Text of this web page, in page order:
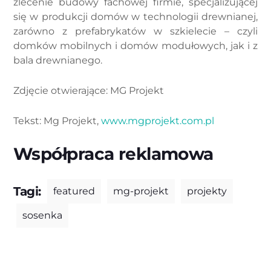
się w produkcji domów w technologii drewnianej,
zarówno z prefabrykatów w szkielecie – czyli
domków mobilnych i domów modułowych, jak i z
bala drewnianego.
Zdjęcie otwierające: MG Projekt
Tekst: Mg Projekt, www.mgprojekt.com.pl
Współpraca reklamowa
Tagi: featured mg-projekt projekty
sosenka